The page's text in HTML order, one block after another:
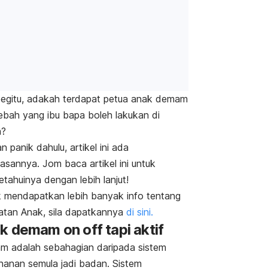
adakah terdapat petua anak demam
yang ibu bapa boleh lakukan di
panik dahulu, artikel ini ada
Jom baca artikel ini untuk
dengan lebih lanjut!
mendapatkan lebih banyak info tentang
Anak, sila dapatkannya di sini.
demam on off tapi aktif
adalah sebahagian daripada sistem
semula jadi badan. Sistem